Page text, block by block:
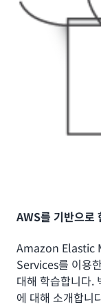
AWS를 기반으로
Amazon Elastic
Services를 이용
대해 학습합니다.
에 대해 소개합니